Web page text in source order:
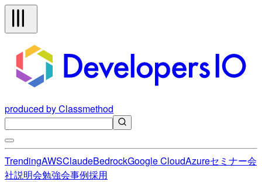
produced by Classmethod
TrendingAWSClaudeBedrockGoogle CloudAzureセミナー会
社説明会勉強会事例採用